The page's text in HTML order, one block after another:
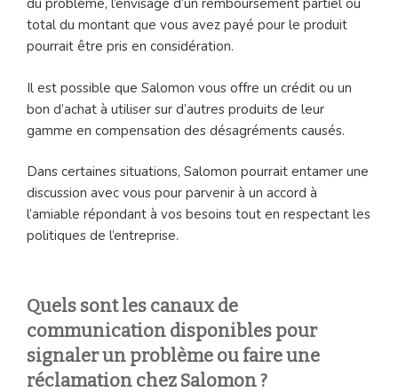
du problème, l’envisage d’un remboursement partiel ou
total du montant que vous avez payé pour le produit
pourrait être pris en considération.
Il est possible que Salomon vous offre un crédit ou un
bon d’achat à utiliser sur d’autres produits de leur
gamme en compensation des désagréments causés.
Dans certaines situations, Salomon pourrait entamer une
discussion avec vous pour parvenir à un accord à
l’amiable répondant à vos besoins tout en respectant les
politiques de l’entreprise.
Quels sont les canaux de
communication disponibles pour
signaler un problème ou faire une
réclamation chez Salomon ?